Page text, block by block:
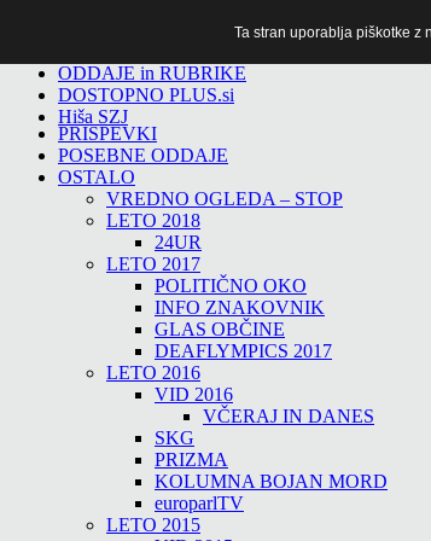
ODDAJE in RUBRIKE
DOSTOPNO PLUS.si
Hiša SZJ
PRISPEVKI
POSEBNE ODDAJE
OSTALO
VREDNO OGLEDA – STOP
LETO 2018
24UR
LETO 2017
POLITIČNO OKO
INFO ZNAKOVNIK
GLAS OBČINE
DEAFLYMPICS 2017
LETO 2016
VID 2016
VČERAJ IN DANES
SKG
PRIZMA
KOLUMNA BOJAN MORD
europarlTV
LETO 2015
Ta stran uporablja piškotke z